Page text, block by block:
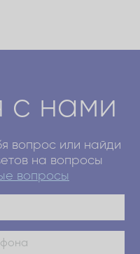
с нами
вопрос или найди
на вопросы
вопросы